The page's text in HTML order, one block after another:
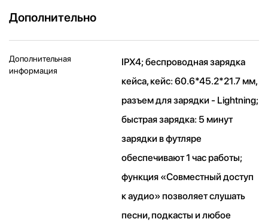
Дополнительно
Дополнительная
информация
IPX4; беспроводная зарядка
кейса, кейс: 60.6*45.2*21.7 мм,
разъем для зарядки - Lightning;
быстрая зарядка: 5 минут
зарядки в футляре
обеспечивают 1 час работы;
функция «Совместный доступ
к аудио» позволяет слушать
песни, подкасты и любое